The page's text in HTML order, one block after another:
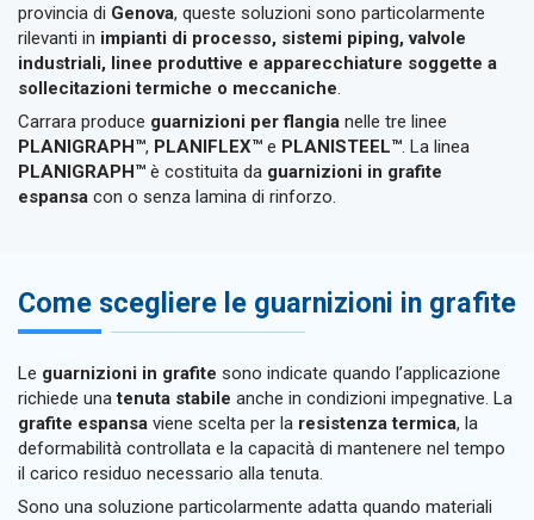
provincia di Genova, queste soluzioni sono particolarmente
rilevanti in impianti di processo, sistemi piping, valvole
industriali, linee produttive e apparecchiature soggette a
sollecitazioni termiche o meccaniche
Carrara produce guarnizioni per flangia nelle tre linee
PLANIGRAPH™, PLANIFLEX™ e PLANISTEEL™. La linea
PLANIGRAPH™ è costituita da guarnizioni in grafite
espansa con o senza lamina di rinforzo.
Come scegliere le guarnizioni in grafite
Le guarnizioni in grafite sono indicate quando l’applicazione
richiede unatenuta stabile anche in condizioni impegnative. La
grafite espansa viene scelta per la resistenza termica, la
deformabilità controllata e la capacità di mantenere nel tempo
il carico residuo necessario alla tenuta.
Sono una soluzione particolarmente adatta quando materiali